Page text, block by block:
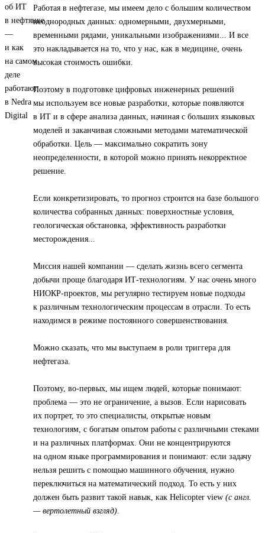
Работая в нефтегазе, мы имеем дело с большим количеством
неоднородных данных: одномерными, двухмерными,
временными рядами, уникальными изображениями... И все
это накладывается на то, что у нас, как в медицине, очень
высокая стоимость ошибки.
Поэтому в подготовке цифровых инженерных решений
мы используем все новые разработки, которые появляются
в ИТ и в сфере анализа данных, начиная с больших языковых
моделей и заканчивая сложными методами математической
обработки. Цель — максимально сократить зону
неопределенности, в которой можно принять некорректное
решение.
Если конкретизировать, то прогноз строится на базе большого
количества собранных данных: поверхностные условия,
геологическая обстановка, эффективность разработки
месторождения...
Миссия нашей компании — сделать жизнь всего сегмента
добычи проще благодаря ИТ-технологиям. У нас очень много
НИОКР-проектов, мы регулярно тестируем новые подходы
к различным технологическим процессам в отрасли. То есть
находимся в режиме постоянного совершенствования.
Можно сказать, что мы выступаем в роли триггера для
нефтегаза.
Поэтому, во-первых, мы ищем людей, которые понимают:
проблема — это не ограничение, а вызов. Если нарисовать
их портрет, то это специалисты, открытые новым
технологиям, с богатым опытом работы с различными стеками
и на различных платформах. Они не концентрируются
на одном языке программирования и понимают: если задачу
нельзя решить с помощью машинного обучения, нужно
переключиться на математический подход. То есть у них
должен быть развит такой навык, как Helicopter view (с англ.
— вертолетный взгляд).